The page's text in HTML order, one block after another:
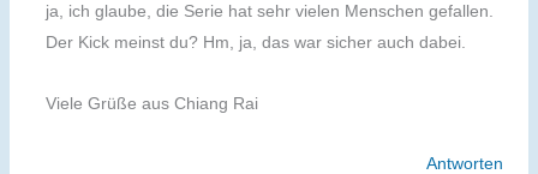
ja, ich glaube, die Serie hat sehr vielen Menschen gefallen.
Der Kick meinst du? Hm, ja, das war sicher auch dabei.
Viele Grüße aus Chiang Rai
Antworten